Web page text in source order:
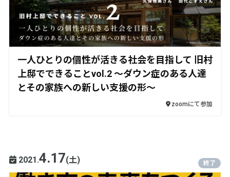
一人ひとりの個性が活きる社会を目指して 旧村
上邸でできることvol.2 ～ダウン症のある人達
とその家族への新しい支援の形～
zoomにて参加
2021.4.17(土) 終了